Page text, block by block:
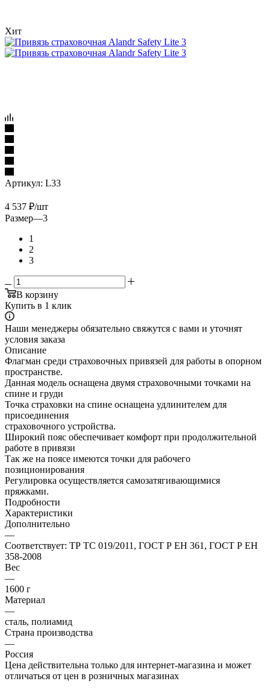
Хит
Артикул: L33
4 537 ₽/шт
Размер—3
1
2
3
В корзину
Купить в 1 клик
Наши менеджеры обязательно свяжутся с вами и уточнят
условия заказа
Описание
Флагман среди страховочных привязей для работы в опорном
пространстве.
Данная модель оснащена двумя страховочными точками на
спине и груди
Точка страховки на спине оснащена удлинителем для
присоединения
страховочного устройства.
Широкий пояс обеспечивает комфорт при продолжительной
работе в привязи
Так же на поясе имеются точки для рабочего
позиционирования
Регулировка осуществляется самозатягивающимися
пряжками.
Подробности
Характеристики
Дополнительно
—
Соответствует: ТР ТС 019/2011, ГОСТ Р ЕН 361, ГОСТ Р ЕН
358-2008
Вес
—
1600 г
Материал
—
сталь, полиамид
Страна производства
—
Россия
Цена действительна только для интернет-магазина и может
отличаться от цен в розничных магазинах